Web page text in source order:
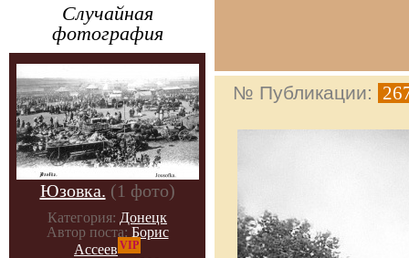
Случайная
фотография
Юзовка. (1 фото)
Категория: Донецк
Автор поста: Борис
Ассеев VIP
№ Публикации: